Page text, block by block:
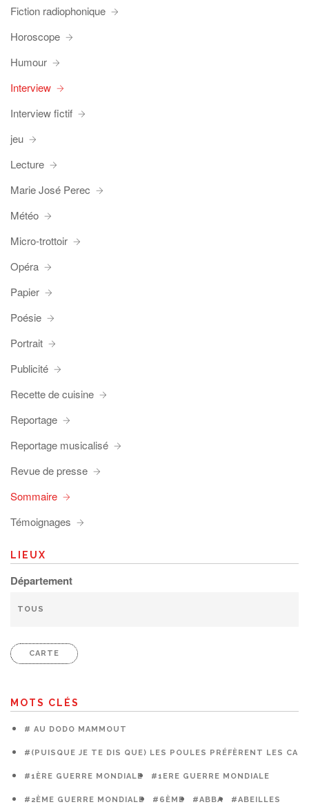
Fiction radiophonique
Horoscope
Humour
Interview
Interview fictif
jeu
Lecture
Marie José Perec
Météo
Micro-trottoir
Opéra
Papier
Poésie
Portrait
Publicité
Recette de cuisine
Reportage
Reportage musicalisé
Revue de presse
Sommaire
Témoignages
LIEUX
Département
CARTE
MOTS CLÉS
# AU DODO MAMMOUT
#(PUISQUE JE TE DIS QUE) LES POULES PRÉFÈRENT LES
#1ÈRE GUERRE MONDIALE #1ERE GUERRE MONDIALE
#2ÈME GUERRE MONDIALE #6ÈME #ABBA #ABEILLES